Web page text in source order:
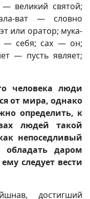
великий святой;
ват — словно
или оратор; мука-
— себя; сах — он;
— пусть являет;
человека люди
от мира, однако
определить, к
людей такой
непоседливый
даром
следует вести
достигший